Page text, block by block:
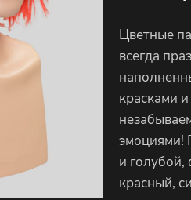
Цветные
всегда
красками и
эмоциями!
и
красный,